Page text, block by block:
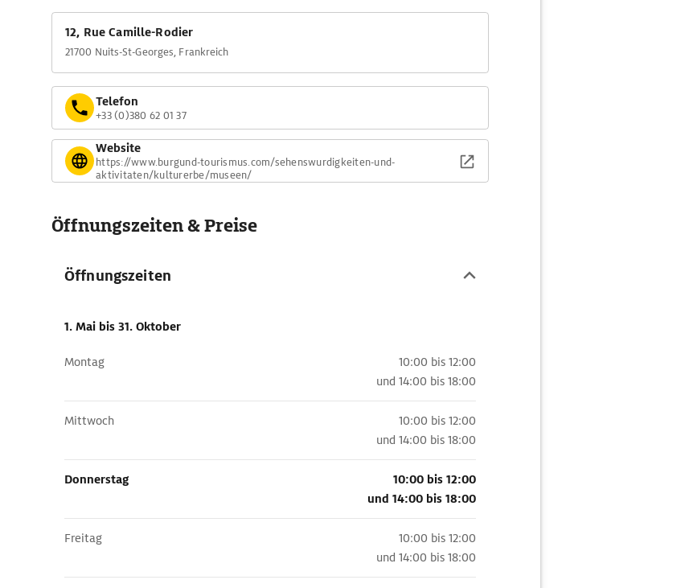
12, Rue Camille-Rodier
21700 Nuits-St-Georges, Frankreich
Telefon
+33 (0)380 62 01 37
Website
https://www.burgund-tourismus.com/sehenswurdigkeiten-und-
aktivitaten/kulturerbe/museen/
Öffnungszeiten & Preise
Öffnungszeiten
1. Mai bis 31. Oktober
Montag
10:00 bis 12:00
und 14:00 bis 18:00
Mittwoch
10:00 bis 12:00
und 14:00 bis 18:00
Donnerstag
10:00 bis 12:00
und 14:00 bis 18:00
Freitag
10:00 bis 12:00
und 14:00 bis 18:00